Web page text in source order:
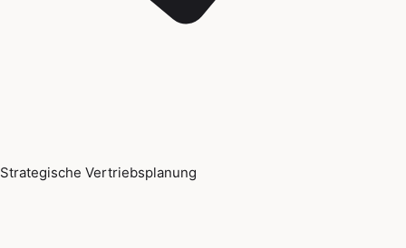
Strategische Vertriebsplanung